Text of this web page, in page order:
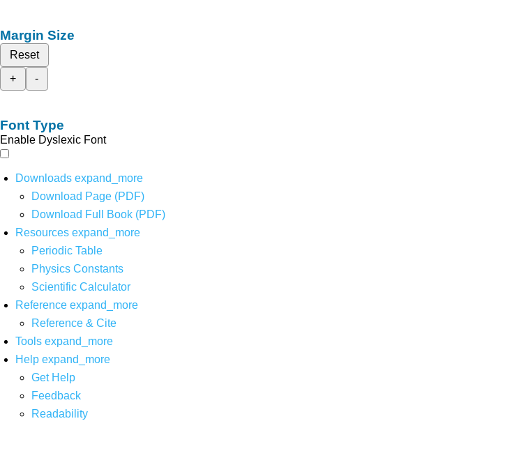
Margin Size
Reset
+
-
Font Type
Enable Dyslexic Font
Downloads expand_more
Download Page (PDF)
Download Full Book (PDF)
Resources expand_more
Periodic Table
Physics Constants
Scientific Calculator
Reference expand_more
Reference & Cite
Tools expand_more
Help expand_more
Get Help
Feedback
Readability